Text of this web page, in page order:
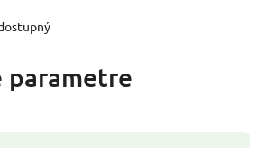
parametre